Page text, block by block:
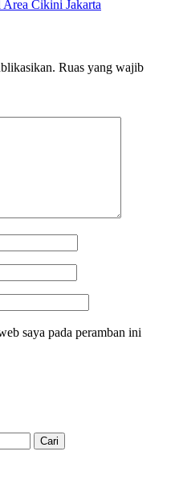
Cikini Jakarta
Ruas yang wajib
saya pada peramban ini